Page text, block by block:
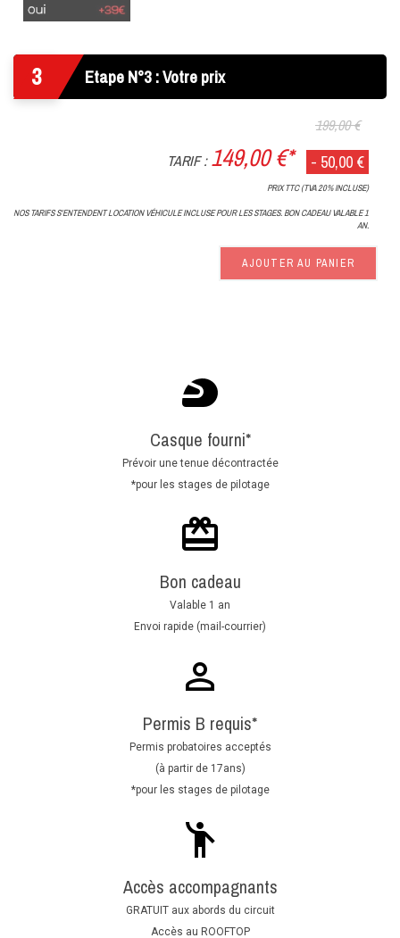
Oui
39€
3 Etape N°3 : Votre prix
199,00 €
TARIF :149,00 €* - 50,00 €
PRIX TTC (TVA 20% INCLUSE)
NOS TARIFS S'ENTENDENT LOCATION VÉHICULE INCLUSE POUR LES STAGES. BON CADEAU VALABLE 1
AN.
AJOUTER AU PANIER
Casque fourni*
Prévoir une tenue décontractée
*pour les stages de pilotage
Bon cadeau
Valable 1 an
Envoi rapide (mail-courrier)
Permis B requis*
Permis probatoires acceptés
(à partir de 17ans)
*pour les stages de pilotage
Accès accompagnants
GRATUIT aux abords du circuit
Accès au ROOFTOP